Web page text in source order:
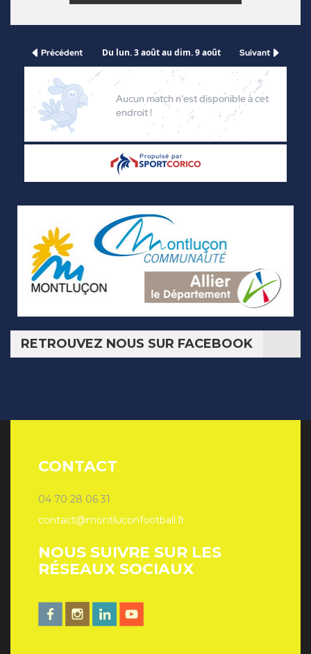
RETROUVEZ NOUS SUR FACEBOOK
CONTACT
04 70 28 06 31
contact@montluconfootball.fr
NOUS SUIVRE SUR LES
RÉSEAUX SOCIAUX